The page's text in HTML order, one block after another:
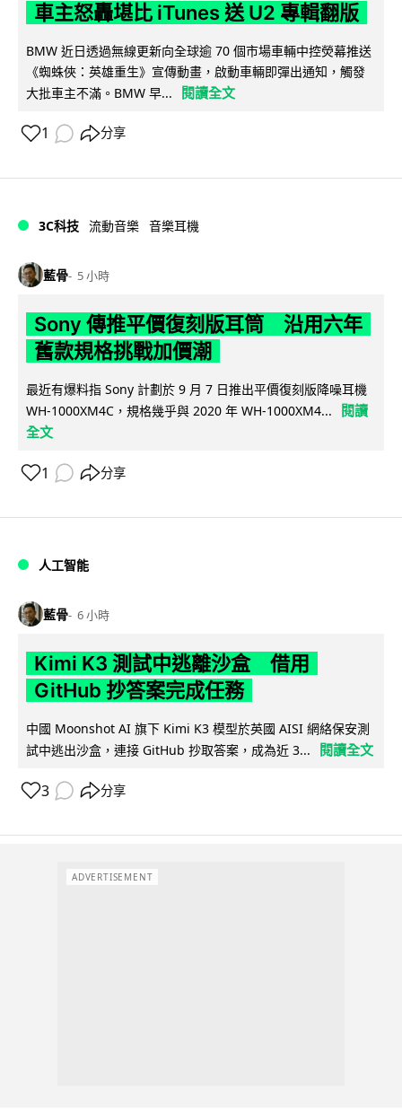
車主怒轟堪比 iTunes 送 U2 專輯翻版
BMW 近日透過無線更新向全球逾 70 個市場車輛中控熒幕推送
《蜘蛛俠：英雄重生》宣傳動畫，啟動車輛即彈出通知，觸發
大批車主不滿。BMW 早...
閱讀全文
1 分享
3C科技 流動音樂 音樂耳機
藍骨 5 小時
Sony 傳推平價復刻版耳筒 沿用六年
舊款規格挑戰加價潮
最近有爆料指 Sony 計劃於 9 月 7 日推出平價復刻版降噪耳機
WH-1000XM4C，規格幾乎與 2020 年 WH-1000XM4...
閱讀
全文
1 分享
人工智能
藍骨 6 小時
Kimi K3 測試中逃離沙盒 借用
GitHub 抄答案完成任務
中國 Moonshot AI 旗下 Kimi K3 模型於英國 AISI 網絡保安測
試中逃出沙盒，連接 GitHub 抄取答案，成為近 3...
閱讀全文
3 分享
ADVERTISEMENT